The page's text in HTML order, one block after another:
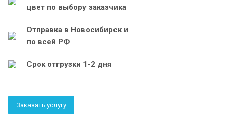
цвет по выбору заказчика
Отправка в Новосибирск и
по всей РФ
Срок отгрузки 1-2 дня
Заказать услугу